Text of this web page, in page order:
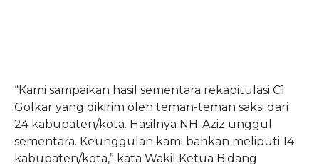
“Kami sampaikan hasil sementara rekapitulasi C1
Golkar yang dikirim oleh teman-teman saksi dari
24 kabupaten/kota. Hasilnya NH-Aziz unggul
sementara. Keunggulan kami bahkan meliputi 14
kabupaten/kota,” kata Wakil Ketua Bidang